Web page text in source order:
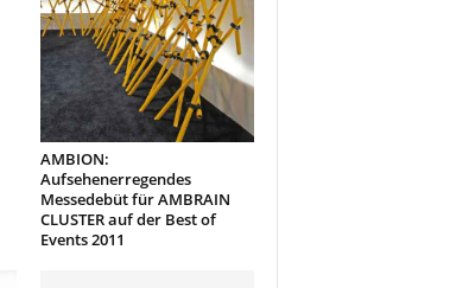
AMBION:
Aufsehenerregendes
Messedebüt für AMBRAIN
CLUSTER auf der Best of
Events 2011